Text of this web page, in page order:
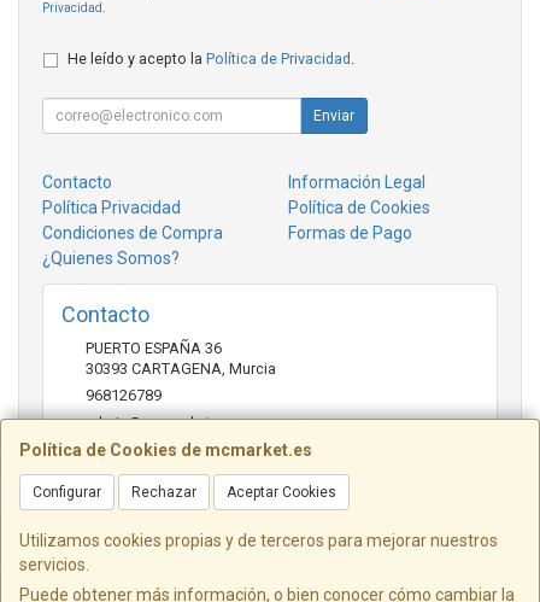
Política de Cookies de mcmarket.es
Configurar Rechazar Aceptar Cookies
Utilizamos cookies propias y de terceros para mejorar nuestros
servicios.
Puede obtener más información, o bien conocer cómo cambiar la
Privacidad.
He leído y acepto la Política de Privacidad .
Enviar
Contacto
Información Legal
Política Privacidad
Política de Cookies
Condiciones de Compra
Formas de Pago
¿Quienes Somos?
Contacto
PUERTO ESPAÑA 36
30393 CARTAGENA, Murcia
968126789
admin@mcmarket.es
Horario
09:00-14:00